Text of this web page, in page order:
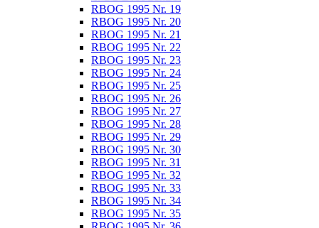
RBOG 1995 Nr. 19
RBOG 1995 Nr. 20
RBOG 1995 Nr. 21
RBOG 1995 Nr. 22
RBOG 1995 Nr. 23
RBOG 1995 Nr. 24
RBOG 1995 Nr. 25
RBOG 1995 Nr. 26
RBOG 1995 Nr. 27
RBOG 1995 Nr. 28
RBOG 1995 Nr. 29
RBOG 1995 Nr. 30
RBOG 1995 Nr. 31
RBOG 1995 Nr. 32
RBOG 1995 Nr. 33
RBOG 1995 Nr. 34
RBOG 1995 Nr. 35